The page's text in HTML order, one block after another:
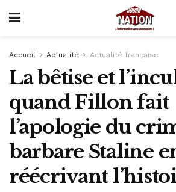
Accueil Actualité Actualité française
La bêtise et
quand Fillon fait
l’apologie du
barbare Staline
réécrivant